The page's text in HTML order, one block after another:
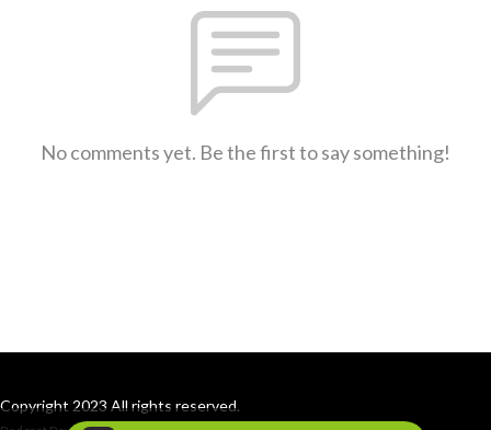
No comments yet. Be the first to say something!
Copyright 2023 All rights reserved.